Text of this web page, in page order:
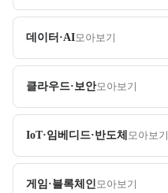
데이터·AI모아보기
클라우드·보안모아보기
IoT·임베디드·반도체 모아보기
게임·블록체인 모아보기